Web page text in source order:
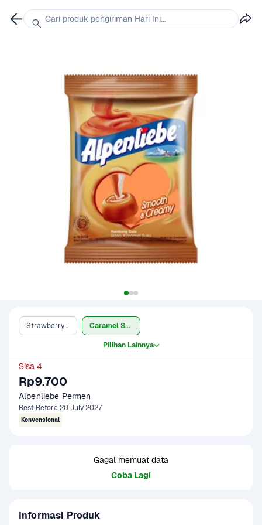
Strawberry 112 gram Caramel Susu 40s
Pilihan Lainnya
Sisa 4
Rp9.700
Alpenliebe Permen
Best Before 20 July 2027
Konvensional
Gagal memuat data
Coba Lagi
Informasi Produk
Cari produk pengiriman Hari Ini...